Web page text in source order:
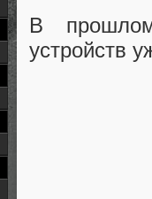
В
устройств